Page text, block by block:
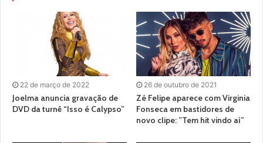
22 de março de 2022
Joelma anuncia gravação de
DVD da turnê “Isso é Calypso”
26 de outubro de 2021
Zé Felipe aparece com Virginia
Fonseca em bastidores de
novo clipe: ”Tem hit vindo aí”